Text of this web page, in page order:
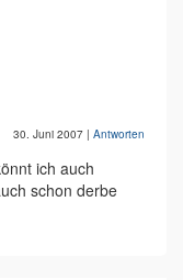
30. Juni 2007 | Antworten
ich auch
schon derbe